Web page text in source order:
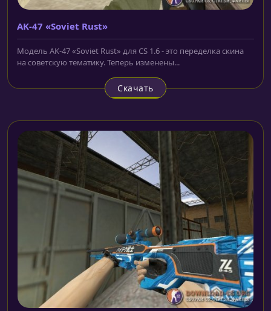
AK-47 «Soviet Rust»
Модель AK-47 «Soviet Rust» для CS 1.6 - это переделка скина
на советскую тематику. Теперь изменены...
Скачать